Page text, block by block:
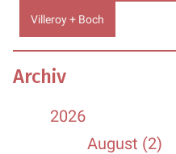
Villeroy + Boch
Archiv
2026
August (2)